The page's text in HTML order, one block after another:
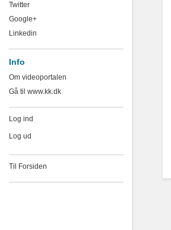
Twitter
Google+
Linkedin
Info
Om videoportalen
Gå til www.kk.dk
Log ind
Log ud
Til Forsiden